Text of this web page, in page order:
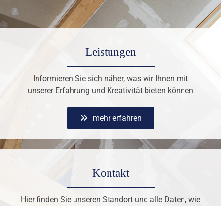
Leistungen
Informieren Sie sich näher, was wir Ihnen mit
unserer Erfahrung und Kreativität bieten können
mehr erfahren
Kontakt
Hier finden Sie unseren Standort und alle Daten, wie